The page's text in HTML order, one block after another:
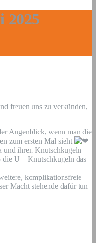
2025
freuen uns zu verkünden,
Augenblick, wenn man die
zum ersten Mal sieht
und ihren Knutschkugeln
die U – Knutschkugeln das
komplikationsfreie
Macht stehende dafür tun